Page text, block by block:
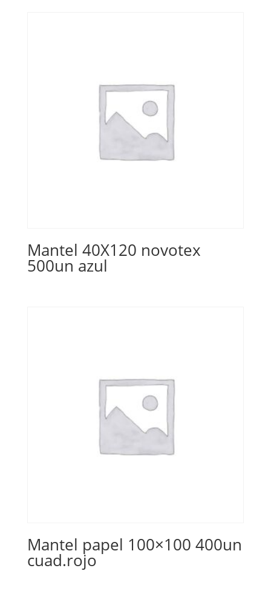
Mantel 40X120 novotex
500un azul
Mantel papel 100×100 400un
cuad.rojo